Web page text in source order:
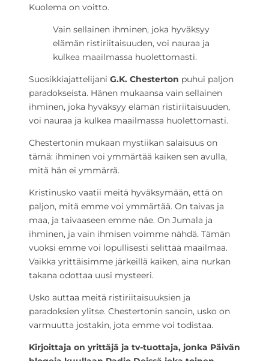
Kuolema on voitto.
Vain sellainen ihminen, joka hyväksyy
elämän ristiriitaisuuden, voi nauraa ja
kulkea maailmassa huolettomasti.
Suosikkiajattelijani G.K. Chesterton puhui paljon
paradokseista. Hänen mukaansa vain sellainen
ihminen, joka hyväksyy elämän ristiriitaisuuden,
voi nauraa ja kulkea maailmassa huolettomasti.
Chestertonin mukaan mystiikan salaisuus on
tämä: ihminen voi ymmärtää kaiken sen avulla,
mitä hän ei ymmärrä.
Kristinusko vaatii meitä hyväksymään, että on
paljon, mitä emme voi ymmärtää. On taivas ja
maa, ja taivaaseen emme näe. On Jumala ja
ihminen, ja vain ihmisen voimme nähdä. Tämän
vuoksi emme voi lopullisesti selittää maailmaa.
Vaikka yrittäisimme järkeillä kaiken, aina nurkan
takana odottaa uusi mysteeri.
Usko auttaa meitä ristiriitaisuuksien ja
paradoksien ylitse. Chestertonin sanoin, usko on
varmuutta jostakin, jota emme voi todistaa.
Kirjoittaja on yrittäjä ja tv-tuottaja, jonka Päivän